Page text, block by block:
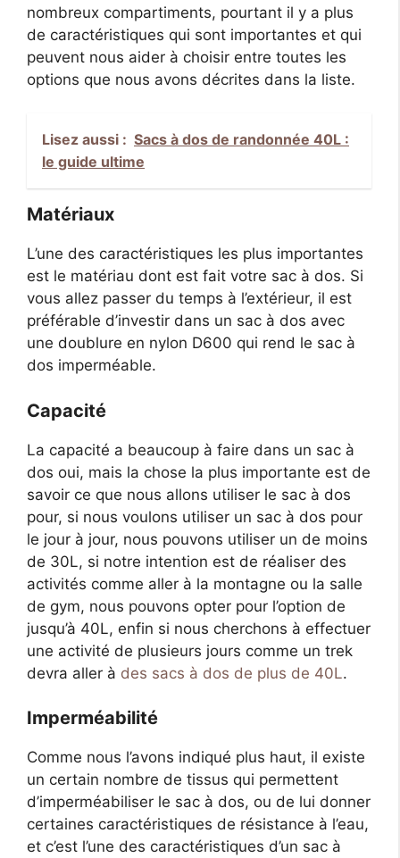
nombreux compartiments, pourtant il y a plus
de caractéristiques qui sont importantes et qui
peuvent nous aider à choisir entre toutes les
options que nous avons décrites dans la liste.
Lisez aussi : Sacs à dos de randonnée 40L :
le guide ultime
Matériaux
L’une des caractéristiques les plus importantes
est le matériau dont est fait votre sac à dos. Si
vous allez passer du temps à l’extérieur, il est
préférable d’investir dans un sac à dos avec
une doublure en nylon D600 qui rend le sac à
dos imperméable.
Capacité
La capacité a beaucoup à faire dans un sac à
dos oui, mais la chose la plus importante est de
savoir ce que nous allons utiliser le sac à dos
pour, si nous voulons utiliser un sac à dos pour
le jour à jour, nous pouvons utiliser un de moins
de 30L, si notre intention est de réaliser des
activités comme aller à la montagne ou la salle
de gym, nous pouvons opter pour l’option de
jusqu’à 40L, enfin si nous cherchons à effectuer
une activité de plusieurs jours comme un trek
devra aller à des sacs à dos de plus de 40L.
Imperméabilité
Comme nous l’avons indiqué plus haut, il existe
un certain nombre de tissus qui permettent
d’imperméabiliser le sac à dos, ou de lui donner
certaines caractéristiques de résistance à l’eau,
et c’est l’une des caractéristiques d’un sac à